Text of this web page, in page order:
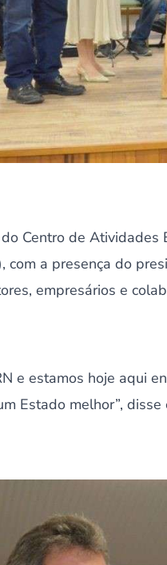
Centro de Atividades
com a presença do
empresários e
e estamos hoje aqui
Estado melhor”,